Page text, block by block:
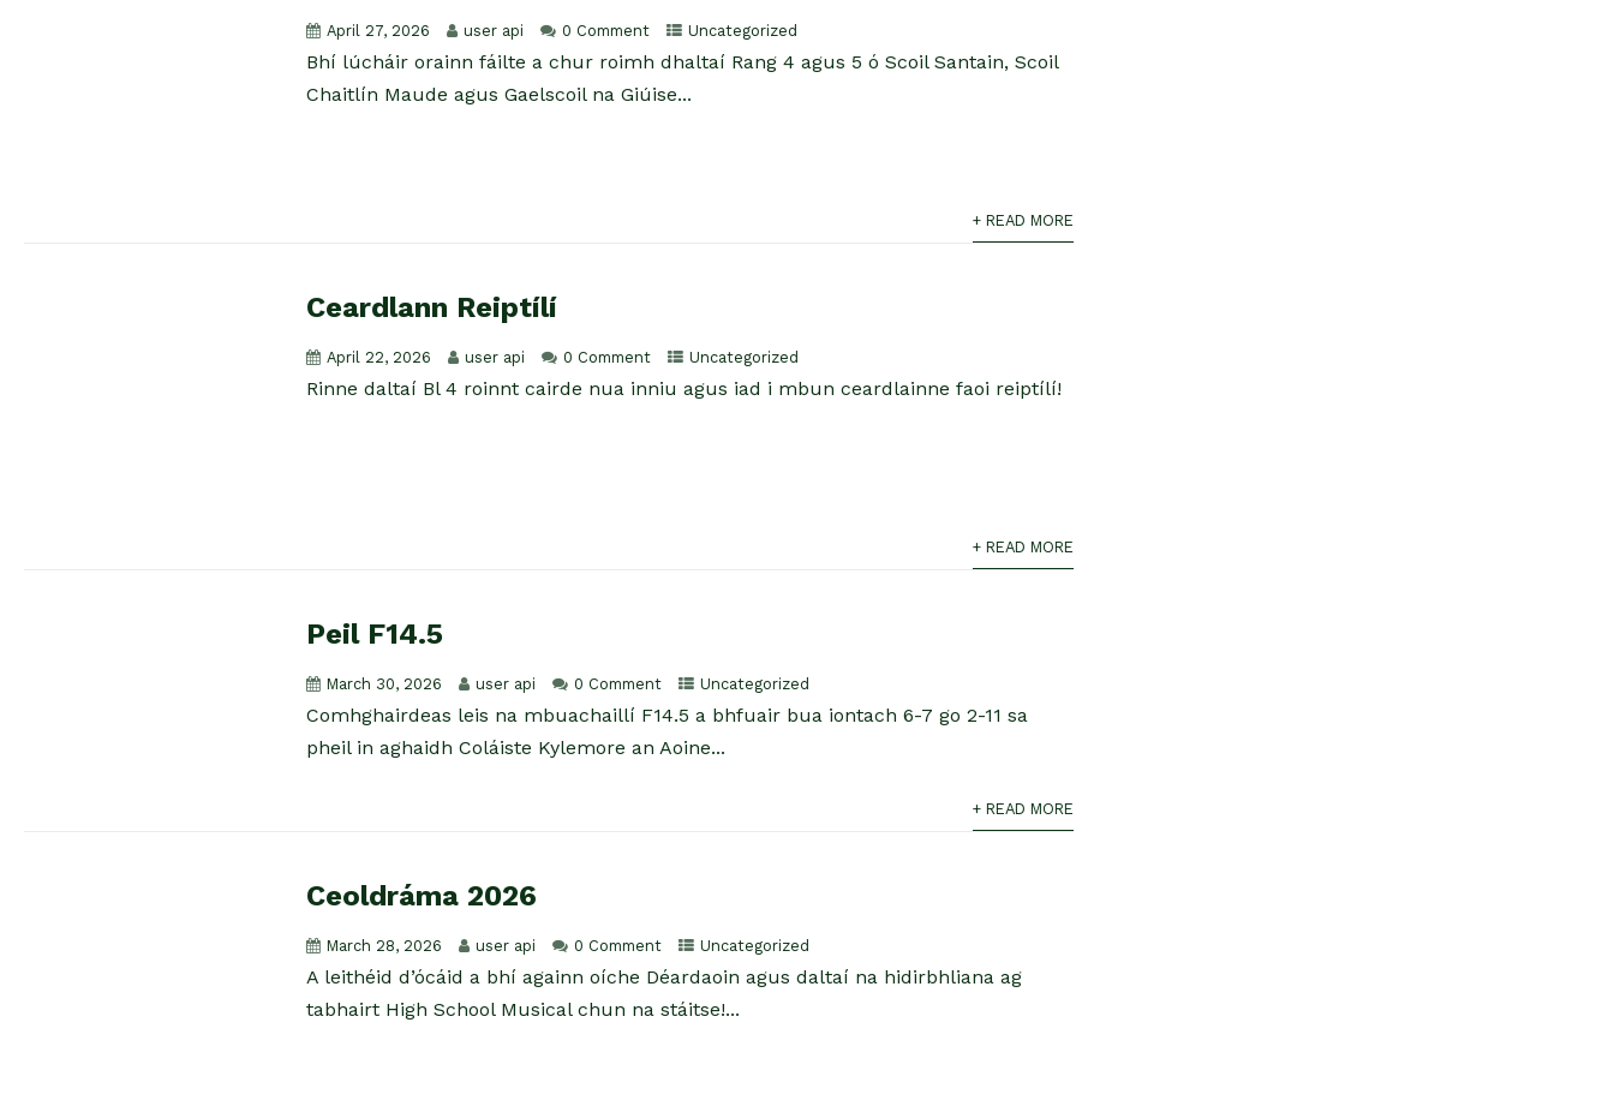
April 27, 2026 user api 0 Comment Uncategorized
Bhí lúcháir orainn fáilte a chur roimh dhaltaí Rang 4 agus 5 ó Scoil Santain, Scoil
Chaitlín Maude agus Gaelscoil na Giúise...
+ READ MORE
Ceardlann Reiptílí
April 22, 2026 user api 0 Comment Uncategorized
Rinne daltaí Bl 4 roinnt cairde nua inniu agus iad i mbun ceardlainne faoi reiptílí!
+ READ MORE
Peil F14.5
March 30, 2026 user api 0 Comment Uncategorized
Comhghairdeas leis na mbuachaillí F14.5 a bhfuair bua iontach 6-7 go 2-11 sa
pheil in aghaidh Coláiste Kylemore an Aoine...
+ READ MORE
Ceoldráma 2026
March 28, 2026 user api 0 Comment Uncategorized
A leithéid d’ócáid a bhí againn oíche Déardaoin agus daltaí na hidirbhliana ag
tabhairt High School Musical chun na stáitse!...